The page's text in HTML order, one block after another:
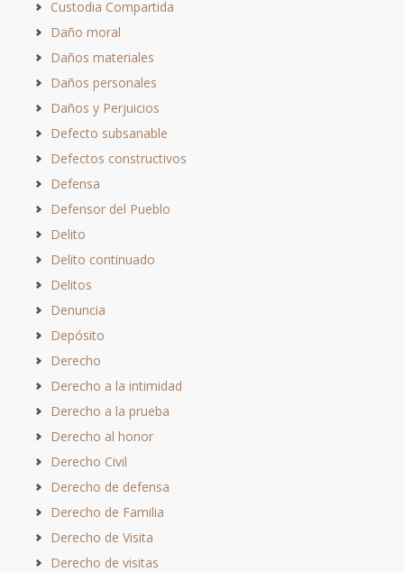
Custodia Compartida
Daño moral
Daños materiales
Daños personales
Daños y Perjuicios
Defecto subsanable
Defectos constructivos
Defensa
Defensor del Pueblo
Delito
Delito continuado
Delitos
Denuncia
Depósito
Derecho
Derecho a la intimidad
Derecho a la prueba
Derecho al honor
Derecho Civil
Derecho de defensa
Derecho de Familia
Derecho de Visita
Derecho de visitas